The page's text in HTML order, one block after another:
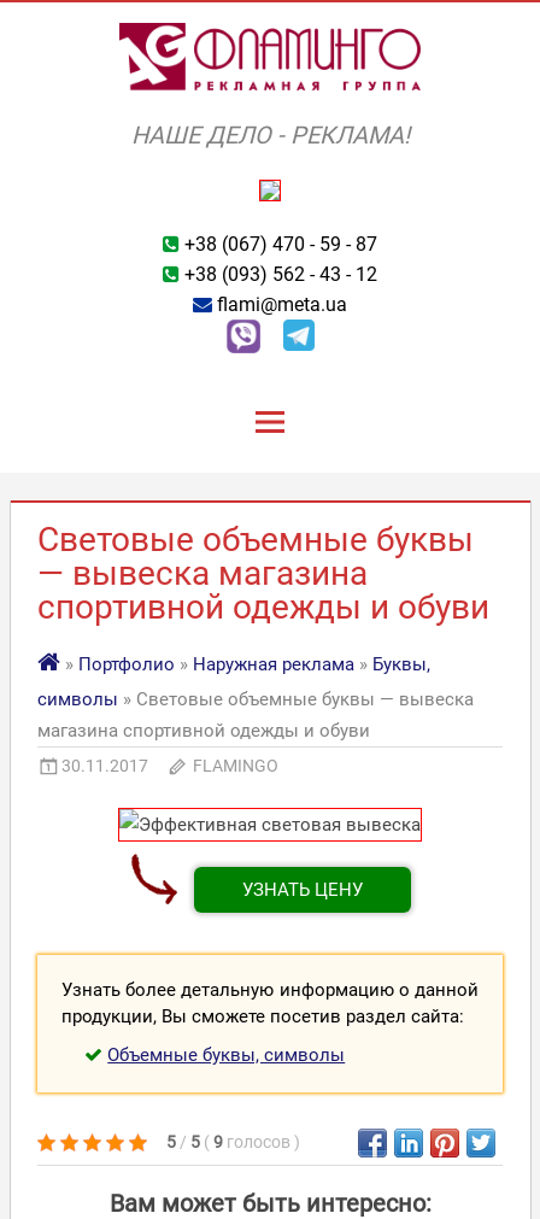
НАШЕ ДЕЛО - РЕКЛАМА!
+38 (067) 470 - 59 - 87
+38 (093) 562 - 43 - 12
flami@meta.ua
Световые объемные буквы
— вывеска магазина
спортивной одежды и обуви
» Портфолио » Наружная реклама » Буквы,
символы » Световые объемные буквы — вывеска
магазина спортивной одежды и обуви
30.11.2017 FLAMINGO
УЗНАТЬ ЦЕНУ
Узнать более детальную информацию о данной
продукции, Вы сможете посетив раздел сайта:
Объемные буквы, символы
5 / 5 (9 голосов )
Вам может быть интересно: